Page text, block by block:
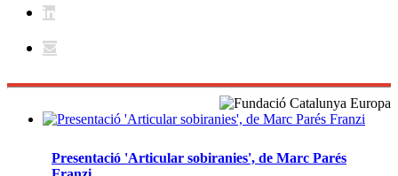
Presentació 'Articular sobiranies', de Marc Parés